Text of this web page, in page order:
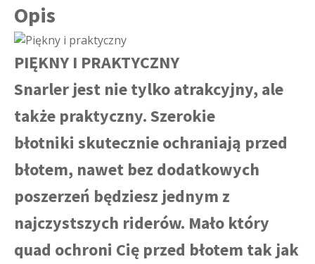
Opis
PIĘKNY I PRAKTYCZNY
Snarler jest nie tylko atrakcyjny, ale
także praktyczny. Szerokie
błotniki skutecznie ochraniają przed
błotem, nawet bez dodatkowych
poszerzeń będziesz jednym z
najczystszych riderów. Mało który
quad ochroni Cię przed błotem tak jak